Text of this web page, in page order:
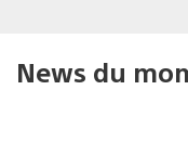
News du